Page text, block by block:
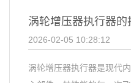
涡轮增压器执行器的
2026-02-05 10:28:12
涡轮增压器执行器是现代